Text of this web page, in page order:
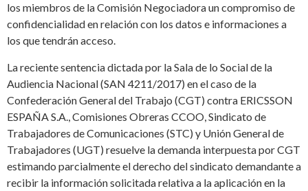
los miembros de la Comisión Negociadora un compromiso de
confidencialidad en relación con los datos e informaciones a
los que tendrán acceso.
La reciente sentencia dictada por la Sala de lo Social de la
Audiencia Nacional (SAN 4211/2017) en el caso de la
Confederación General del Trabajo (CGT) contra ERICSSON
ESPAÑA S.A., Comisiones Obreras CCOO, Sindicato de
Trabajadores de Comunicaciones (STC) y Unión General de
Trabajadores (UGT) resuelve la demanda interpuesta por CGT
estimando parcialmente el derecho del sindicato demandante a
recibir la información solicitada relativa a la aplicación en la